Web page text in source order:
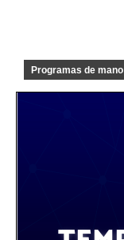
Programas de mano